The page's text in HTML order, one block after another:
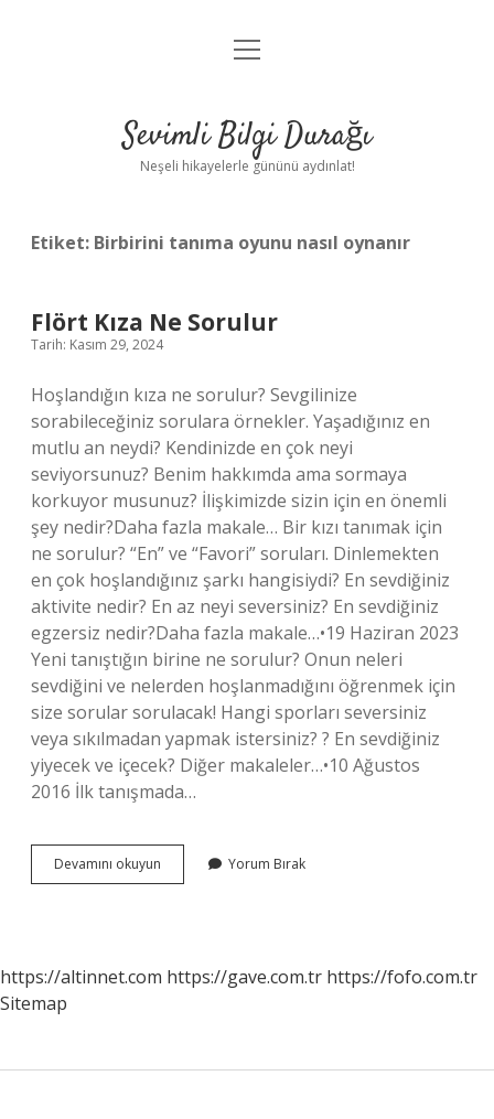
Anasayfa
Yasal Uyarı
menüyü
Sevimli Bilgi Durağı
Neşeli hikayelerle gününü aydınlat!
Etiket: Birbirini tanıma oyunu nasıl oynanır
Flört Kıza Ne Sorulur
Tarih: Kasım 29, 2024
Hoşlandığın kıza ne sorulur? Sevgilinize
sorabileceğiniz sorulara örnekler. Yaşadığınız en
mutlu an neydi? Kendinizde en çok neyi
seviyorsunuz? Benim hakkımda ama sormaya
korkuyor musunuz? İlişkimizde sizin için en önemli
şey nedir?Daha fazla makale… Bir kızı tanımak için
ne sorulur? “En” ve “Favori” soruları. Dinlemekten
en çok hoşlandığınız şarkı hangisiydi? En sevdiğiniz
aktivite nedir? En az neyi seversiniz? En sevdiğiniz
egzersiz nedir?Daha fazla makale…•19 Haziran 2023
Yeni tanıştığın birine ne sorulur? Onun neleri
sevdiğini ve nelerden hoşlanmadığını öğrenmek için
size sorular sorulacak! Hangi sporları seversiniz
veya sıkılmadan yapmak istersiniz? ? En sevdiğiniz
yiyecek ve içecek? Diğer makaleler…•10 Ağustos
2016 İlk tanışmada…
Devamını okuyun
Kıza
Yorum Bırak
https://altinnet.com https://gave.com.tr https://fofo.com.tr
Sitemap